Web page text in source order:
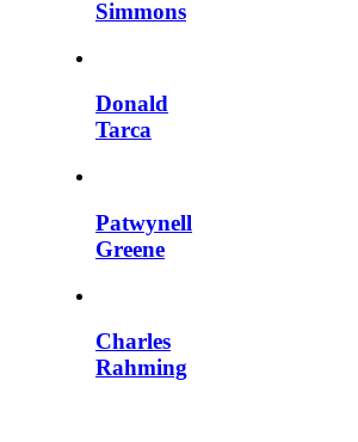
Simmons
Donald
Tarca
Patwynell
Greene
Charles
Rahming